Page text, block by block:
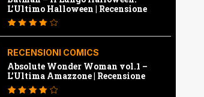
L’Ultimo Halloween | Recensione
RECENSIONI COMICS
Absolute Wonder Woman vol.1 –
L’Ultima Amazzone | Recensione